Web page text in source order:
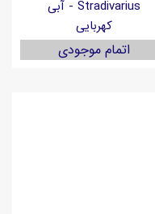
Stradivarius - آبی
کهربایی
اتمام موجودی